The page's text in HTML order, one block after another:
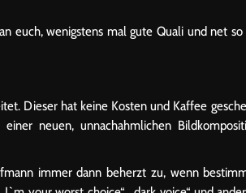
euch, wenigstens mal gute Quali und net so
Dieser hat keine Kosten und Kaffee
neuen, unnachahmlichen
immer dann beherzt zu, wenn